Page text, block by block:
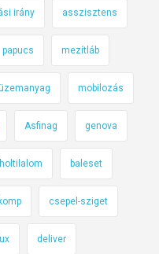
irány asszisztens
papucs mezítláb
mobilozás
Asfinag genova
baleset
komp csepel-sziget
deliver